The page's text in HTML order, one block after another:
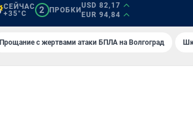
СЕЙЧАС
+35°C
2 ПРОБКИ
USD 82,17
EUR 94,84
Прощание с жертвами атаки БПЛА на Волгоград